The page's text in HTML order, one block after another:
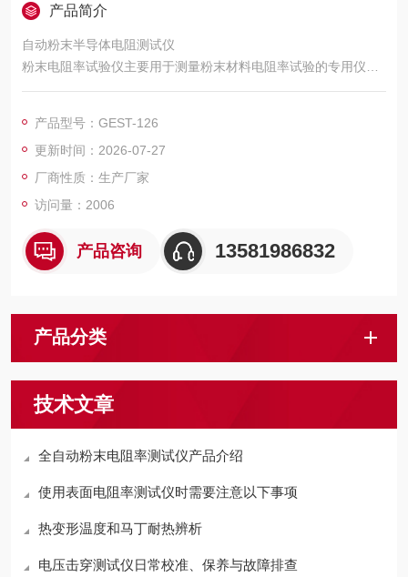
产品简介
自动粉末半导体电阻测试仪
粉末电阻率试验仪主要用于测量粉末材料电阻率试验的专用仪器.
由于粉末材料的密实度不同,在松装和振实密度条件下,所测试得到
阻,要求在规定的压力条件下进行测试.便于进行有效数据的测试及
对比.
产品型号：GEST-126
更新时间：2026-07-27
厂商性质：生产厂家
访问量：2006
产品咨询 13581986832
产品分类
技术文章
全自动粉末电阻率测试仪产品介绍
使用表面电阻率测试仪时需要注意以下事项
热变形温度和马丁耐热辨析
电压击穿测试仪日常校准、保养与故障排查